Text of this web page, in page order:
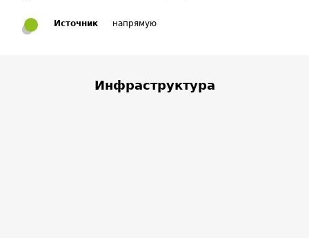
Источник напрямую
Инфраструктура